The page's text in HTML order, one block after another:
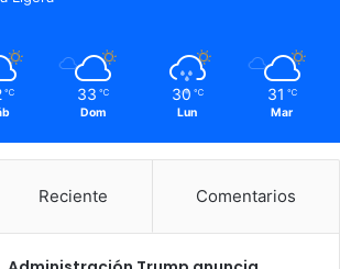
℃ 33 ℃
Dom
30 ℃
Lun
31 ℃
Mar
Reciente Comentarios